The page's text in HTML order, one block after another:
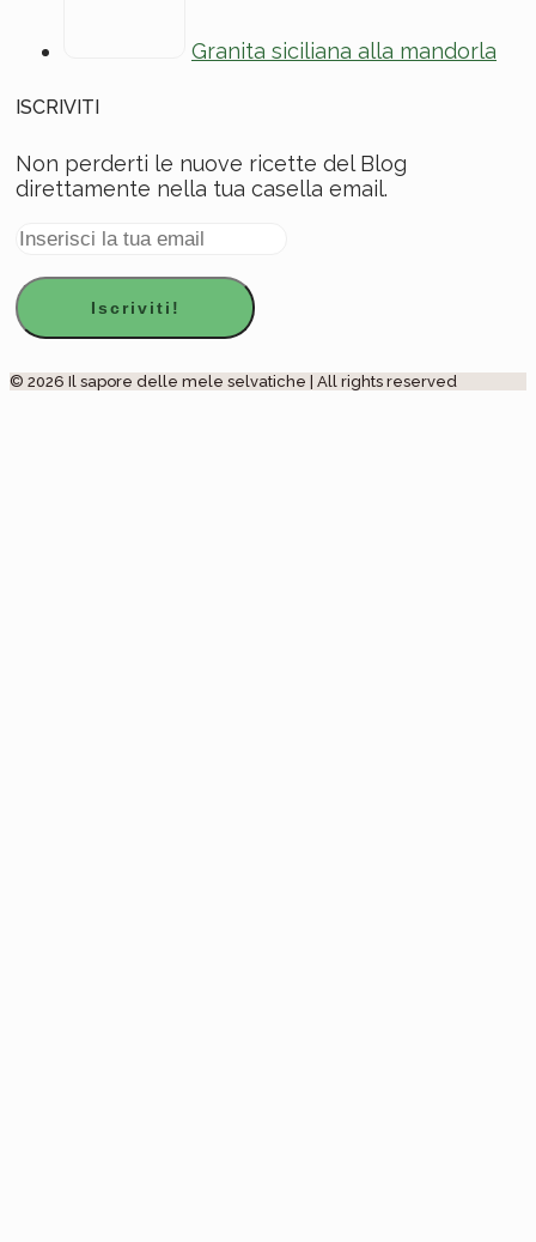
Granita siciliana alla mandorla
ISCRIVITI
Non perderti le nuove ricette del Blog
direttamente nella tua casella email.
© 2026 Il sapore delle mele selvatiche | All rights reserved